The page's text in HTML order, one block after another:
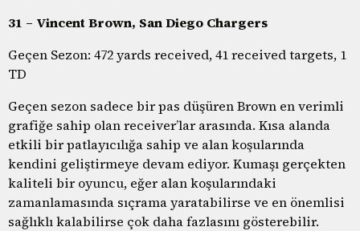
31 – Vincent Brown, San Diego Chargers
Geçen Sezon: 472 yards received, 41 received targets, 1
TD
Geçen sezon sadece bir pas düşüren Brown en verimli
grafiğe sahip olan receiver’lar arasında. Kısa alanda
etkili bir patlayıcılığa sahip ve alan koşularında
kendini geliştirmeye devam ediyor. Kumaşı gerçekten
kaliteli bir oyuncu, eğer alan koşularındaki
zamanlamasında sıçrama yaratabilirse ve en önemlisi
sağlıklı kalabilirse çok daha fazlasını gösterebilir.